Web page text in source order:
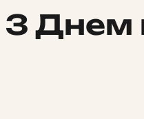
З Днем